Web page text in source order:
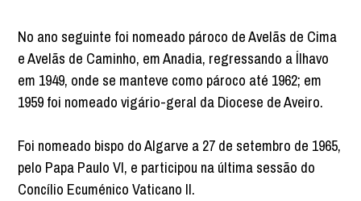
No ano seguinte foi nomeado pároco de Avelãs de Cima
e Avelãs de Caminho, em Anadia, regressando a Ílhavo
em 1949, onde se manteve como pároco até 1962; em
1959 foi nomeado vigário-geral da Diocese de Aveiro.
Foi nomeado bispo do Algarve a 27 de setembro de 1965,
pelo Papa Paulo VI, e participou na última sessão do
Concílio Ecuménico Vaticano II.